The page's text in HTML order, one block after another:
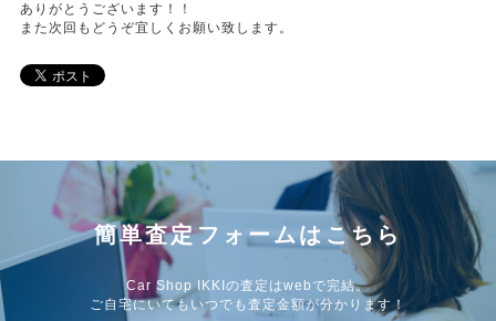
ありがとうございます！！
また次回もどうぞ宜しくお願い致します。
簡単査定フォームはこちら
Car Shop IKKIの査定はwebで完結。
ご自宅にいてもいつでも査定金額が分かります！